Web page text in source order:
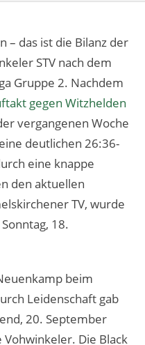
– das ist die Bilanz der
STV nach dem
Gruppe 2. Nachdem
gegen Witzhelden
vergangenen Woche
deutlichen 26:36-
eine knappe
den aktuellen
TV, wurde
18.
beim
Leidenschaft gab
20. September
Die Black